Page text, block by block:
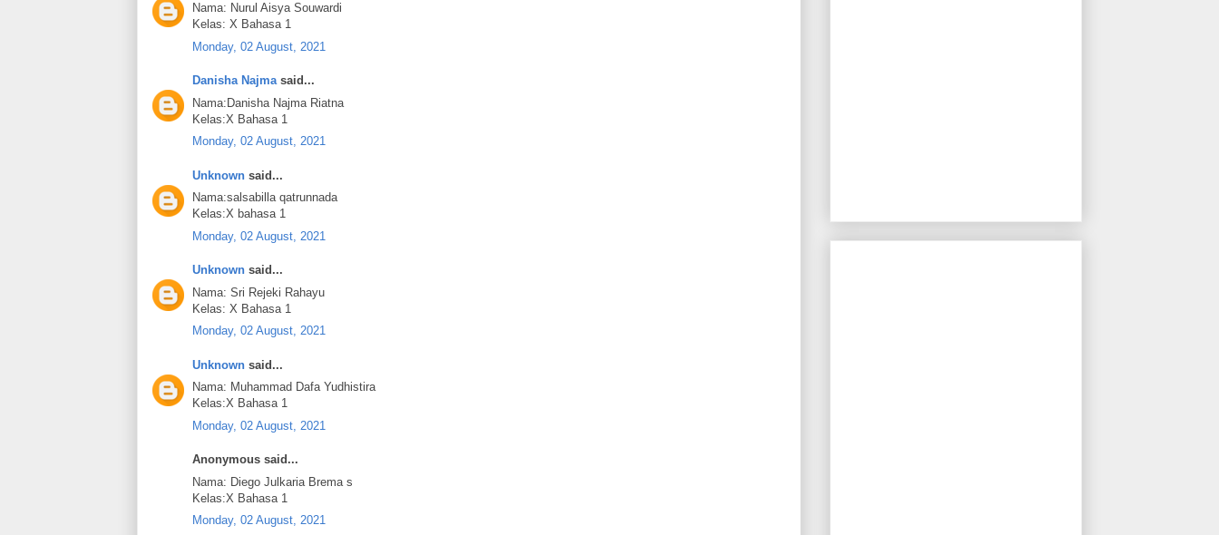
Nama: Nurul Aisya Souwardi
Kelas: X Bahasa 1
Monday, 02 August, 2021
Danisha Najmasaid...
Nama:Danisha Najma Riatna
Kelas:X Bahasa 1
Monday, 02 August, 2021
Unknown said...
Nama:salsabilla qatrunnada
Kelas:X bahasa 1
Monday, 02 August, 2021
Unknown said...
Nama: Sri Rejeki Rahayu
Kelas: X Bahasa 1
Monday, 02 August, 2021
Unknown said...
Nama: Muhammad Dafa Yudhistira
Kelas:X Bahasa 1
Monday, 02 August, 2021
Anonymous said...
Nama: Diego Julkaria Brema s
Kelas:X Bahasa 1
Monday, 02 August, 2021